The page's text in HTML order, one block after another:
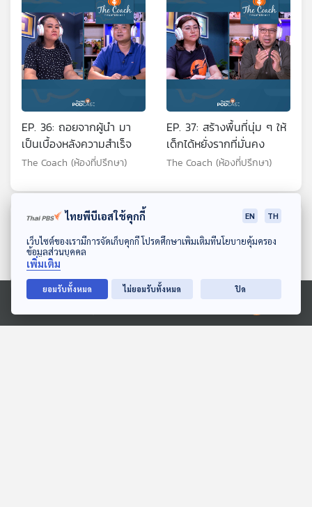
ดาวน์โหลด Thai PBS Podcast Application
Ⓒ 2020 องค์การกระจายเสียงและแพร่ภาพสาธารณะแห่งประเทศไทย
EP. 36: ถอยจากผู้นำ มา
เป็นเบื้องหลังความสำเร็จ
The Coach (ห้องที่ปรึกษา)
EP. 37: สร้างพื้นที่นุ่ม ๆ ให้
เด็กได้หยั่งรากที่มั่นคง
The Coach (ห้องที่ปรึกษา)
ตอนที่เกี่ยวข้องไทยพีบีเอสใช้คุกกี้ EN TH
เว็บไซต์ของเรามีการจัดเก็บคุกกี้ โปรดศึกษาเพิ่มเติมที่นโยบายคุ้มครอง
ข้อมูลส่วนบุคคล
เพิ่มเติม
ยอมรับทั้งหมด ไม่ยอมรับทั้งหมด ปิด